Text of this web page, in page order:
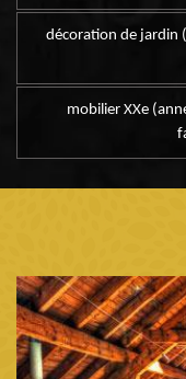
décoration de jardin
mobilier XXe